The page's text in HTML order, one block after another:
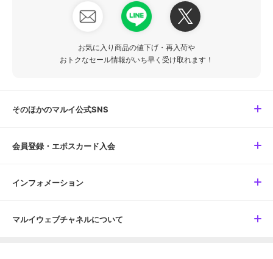
お気に入り商品の値下げ・再入荷や
おトクなセール情報がいち早く受け取れます！
そのほかのマルイ公式SNS
会員登録・エポスカード入会
インフォメーション
マルイウェブチャネルについて